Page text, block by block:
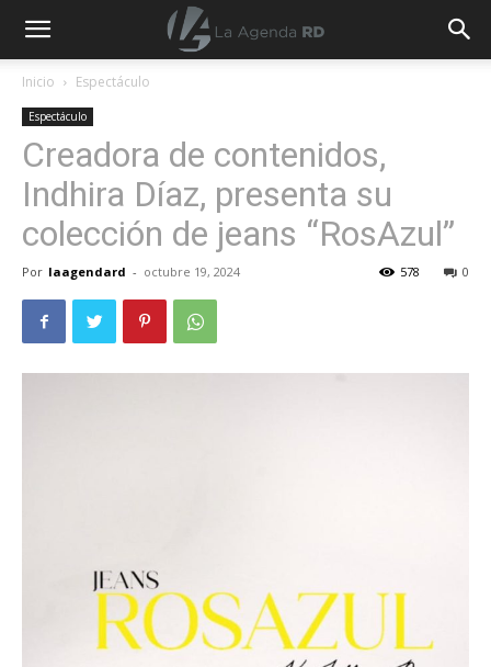
Agenda
Inicio Espectáculo
Espectáculo
Creadora de contenidos,
Indhira Díaz, presenta su
colección de jeans “RosAzul”
Por laagendard - octubre 19, 2024 0
578